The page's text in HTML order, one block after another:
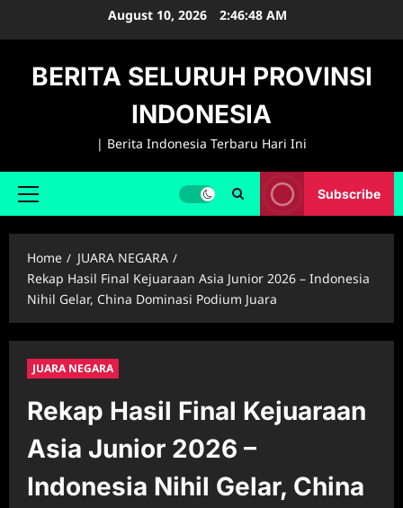
August 10, 2026 2:46:49 AM
BERITA SELURUH PROVINSI
INDONESIA
| Berita Indonesia Terbaru Hari Ini
Primary
Subscribe
Home
JUARA NEGARA
Rekap Hasil Final Kejuaraan Asia Junior 2026 – Indonesia
Nihil Gelar, China Dominasi Podium Juara
JUARA NEGARA
Rekap Hasil Final Kejuaraan
Asia Junior 2026 –
Indonesia Nihil Gelar, China